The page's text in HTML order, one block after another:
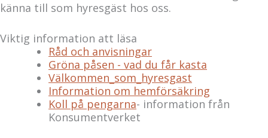
känna till som hyresgäst hos oss.
Viktig information att läsa
Råd och anvisningar
Gröna påsen - vad du får kasta
Välkommen_som_hyresgast
Information om hemförsäkring
Koll på pengarna- information från
Konsumentverket